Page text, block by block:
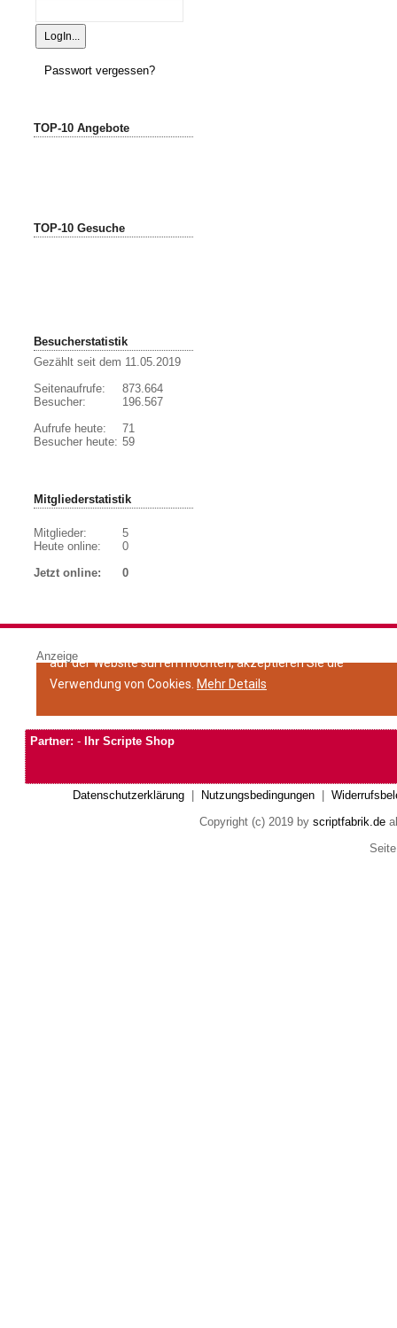
Passwort vergessen?
TOP-10 Angebote
TOP-10 Gesuche
Besucherstatistik
Gezählt seit dem 11.05.2019
Seitenaufrufe:
Besucher:
Aufrufe heute:
Besucher heute:
873.664
196.567
71
59
Mitgliederstatistik
Mitglieder:
Heute online:
5
0
Jetzt online:
0
Anzeige
Partner: - Ihr Scripte Shop
Datenschutzerklärung| Nutzungsbedingungen|
Copyright (c) 2019 by scriptfabrik.de